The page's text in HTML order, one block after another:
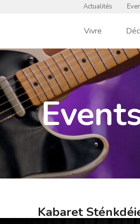
Actualités
Vivre
Kabaret